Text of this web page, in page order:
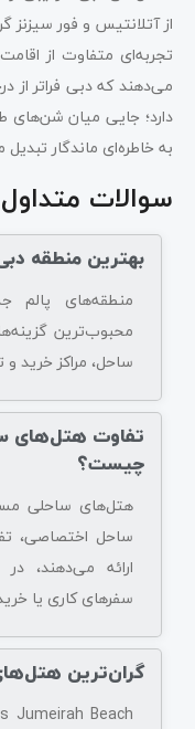
از آتلانتیس و فور سیزنز
تجربه‌ای متفاوت از
می‌دهند که دبی فراتر
دارد؛ جایی میان
به خاطره‌ای ماندگار
سوالات متداول
بهترین منطقه
محبوب‌ترین
ساحل، مراکز خرید و
تفاوت هتل‌های
چیست؟
هتل‌های ساحلی
ساحل اختصاصی،
ارائه می‌دهند،
سفرهای کاری یا
گران‌ترین